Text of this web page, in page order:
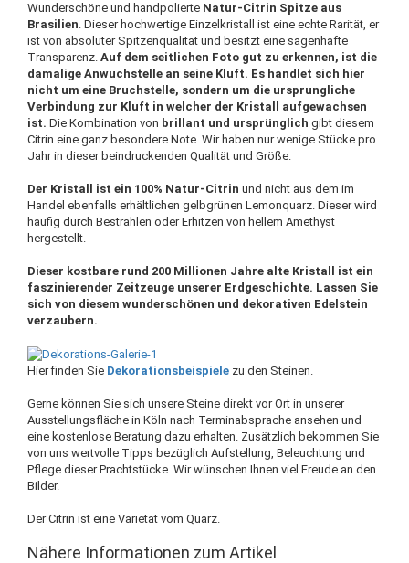
Wunderschöne und handpolierte Natur-Citrin Spitze aus
Brasilien. Dieser hochwertige Einzelkristall ist eine echte Rarität, er
ist von absoluter Spitzenqualität und besitzt eine sagenhafte
Transparenz. Auf dem seitlichen Foto gut zu erkennen, ist die
damalige Anwuchstelle an seine Kluft. Es handlet sich hier
nicht um eine Bruchstelle, sondern um die ursprungliche
Verbindung zur Kluft in welcher der Kristall aufgewachsen
ist. Die Kombination von brillant und ursprünglich gibt diesem
Citrin eine ganz besondere Note. Wir haben nur wenige Stücke pro
Jahr in dieser beindruckenden Qualität und Größe.
Der Kristall ist ein 100% Natur-Citrin und nicht aus dem im
Handel ebenfalls erhältlichen gelbgrünen Lemonquarz. Dieser wird
häufig durch Bestrahlen oder Erhitzen von hellem Amethyst
hergestellt.
Dieser kostbare rund 200 Millionen Jahre alte Kristall ist ein
faszinierender Zeitzeuge unserer Erdgeschichte. Lassen Sie
sich von diesem wunderschönen und dekorativen Edelstein
verzaubern.
Hier finden Sie Dekorationsbeispiele zu den Steinen.
Gerne können Sie sich unsere Steine direkt vor Ort in unserer
Ausstellungsfläche in Köln nach Terminabsprache ansehen und
eine kostenlose Beratung dazu erhalten. Zusätzlich bekommen Sie
von uns wertvolle Tipps bezüglich Aufstellung, Beleuchtung und
Pflege dieser Prachtstücke. Wir wünschen Ihnen viel Freude an den
Bilder.
Der Citrin ist eine Varietät vom Quarz.
Nähere Informationen zum Artikel